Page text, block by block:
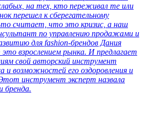
на тех, кто переживал те или
перешел к сберегательному
считает, что это кризис, а наш
по управлению продажами и
для fashion-брендов Дания
это взрослением рынка. И предлагает
свой авторский инструмент
и возможностей его оздоровления и
инструмент эксперт назвала
бренда.